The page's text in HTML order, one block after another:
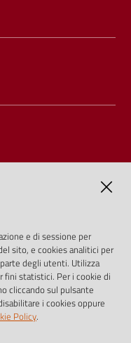
solo alle condizioni
98/CE e dal d.lgs.
e di sessione per
sito, e cookies analitici per
degli utenti. Utilizza
fini statistici. Per i cookie di
cliccando sul pulsante
i cookies oppure
Policy.